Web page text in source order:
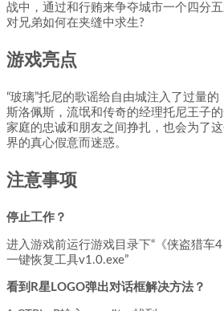
战中，通过和行贿来争夺城市一个四分
对兄弟如何在夹缝中求生?
游戏亮点
“玻璃”托尼的歌谣给自由城注入了过量
斯洛佩斯，流氓和传奇的经理托尼王子
家庭的忠诚和朋友之间挣扎，也会为了
界的真心假意而迷惑。
注意事项
停止工作？
进入游戏前运行游戏目录下“《侠盗猎车
一键恢复工具v1.0.exe”
看到R星LOGO弹出对话框解决方法？